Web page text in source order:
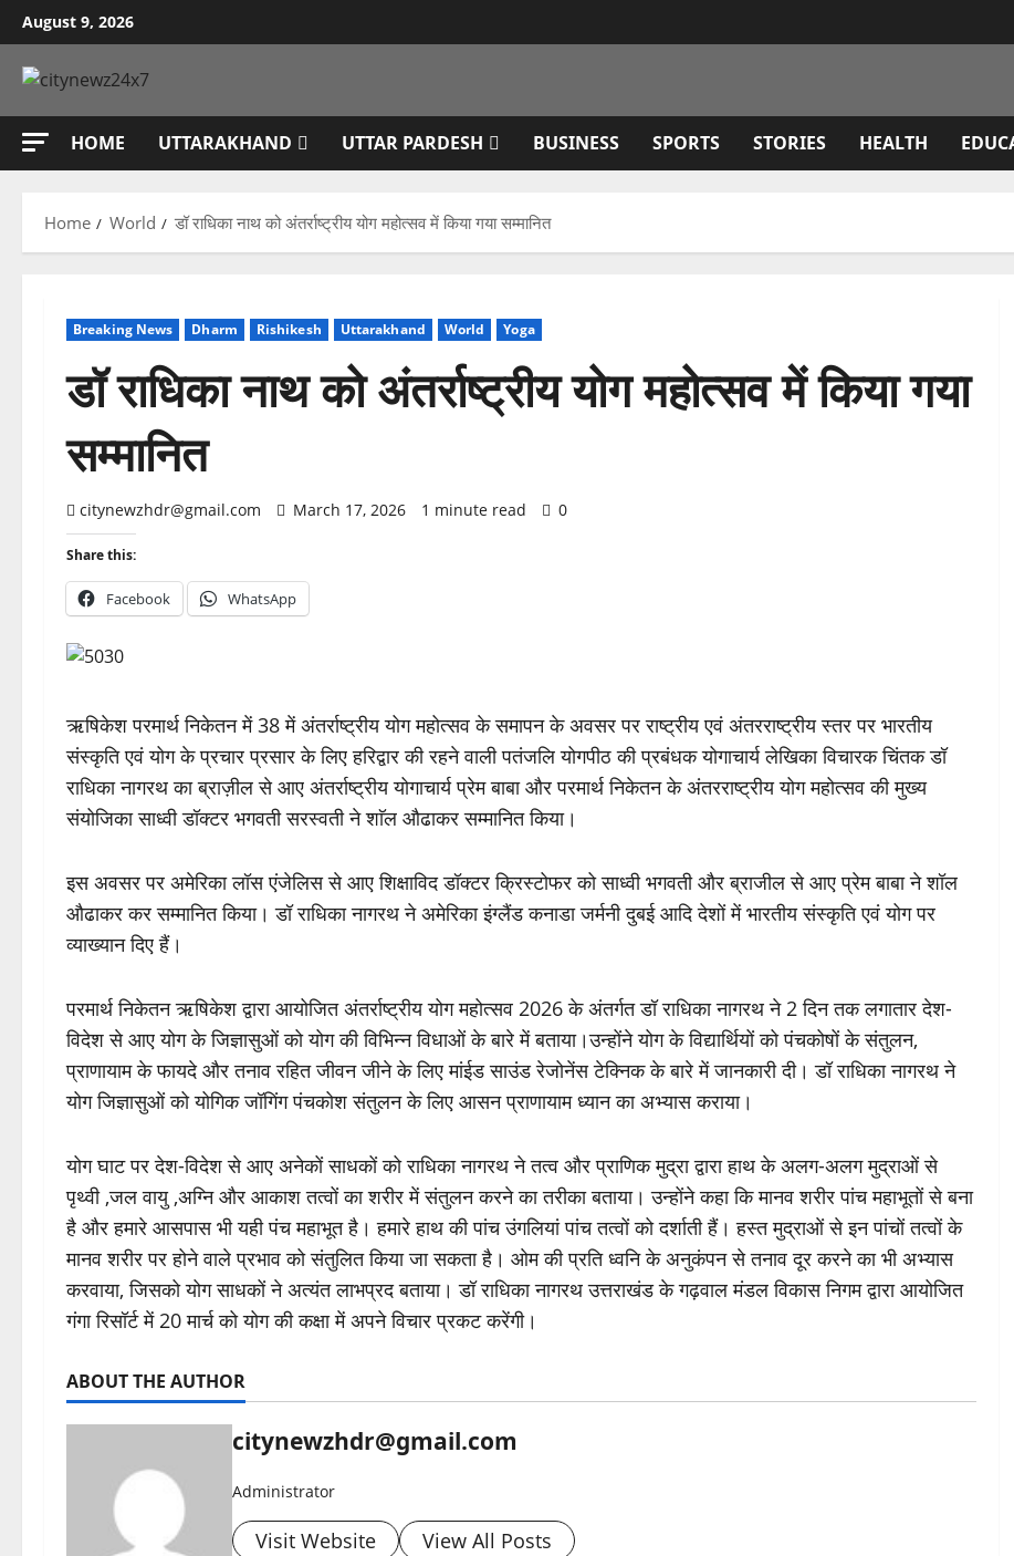
Skip
to
content
August 9, 2026
HOME UTTARAKHAND UTTAR PARDESH BUSINESS SPORTS STORIES HEALTH
Home World डॉ राधिका नाथ को अंतर्राष्ट्रीय योग महोत्सव में किया गया सम्मानित
Breaking News Dharm Rishikesh Uttarakhand World Yoga
डॉ राधिका नाथ को अंतर्राष्ट्रीय योग महोत्सव में किया गया
सम्मानित
citynewzhdr@gmail.com March 17, 2026 1 minute read 0
Share this:
Facebook WhatsApp
ऋषिकेश परमार्थ निकेतन में 38 में अंतर्राष्ट्रीय योग महोत्सव के समापन के अवसर पर राष्ट्रीय एवं अंतरराष्ट्रीय स्तर पर भारतीय
संस्कृति एवं योग के प्रचार प्रसार के लिए हरिद्वार की रहने वाली पतंजलि योगपीठ की प्रबंधक योगाचार्य लेखिका विचारक चिंतक डॉ
राधिका नागरथ का ब्राज़ील से आए अंतर्राष्ट्रीय योगाचार्य प्रेम बाबा और परमार्थ निकेतन के अंतरराष्ट्रीय योग महोत्सव की मुख्य
संयोजिका साध्वी डॉक्टर भगवती सरस्वती ने शाॅल औढाकर सम्मानित किया।
इस अवसर पर अमेरिका लॉस एंजेलिस से आए शिक्षाविद डॉक्टर क्रिस्टोफर को साध्वी भगवती और ब्राजील से आए प्रेम बाबा ने शॉल
औढाकर कर सम्मानित किया। डॉ राधिका नागरथ ने अमेरिका इंग्लैंड कनाडा जर्मनी दुबई आदि देशों में भारतीय संस्कृति एवं योग पर
व्याख्यान दिए हैं।
परमार्थ निकेतन ऋषिकेश द्वारा आयोजित अंतर्राष्ट्रीय योग महोत्सव 2026 के अंतर्गत डॉ राधिका नागरथ ने 2 दिन तक लगातार देश-
विदेश से आए योग के जिज्ञासुओं को योग की विभिन्न विधाओं के बारे में बताया।उन्होंने योग के विद्यार्थियों को पंचकोषों के संतुलन,
प्राणायाम के फायदे और तनाव रहित जीवन जीने के लिए मांईड साउंड रेजोनेंस टेक्निक के बारे में जानकारी दी। डॉ राधिका नागरथ ने
योग जिज्ञासुओं को योगिक जॉगिंग पंचकोश संतुलन के लिए आसन प्राणायाम ध्यान का अभ्यास कराया।
योग घाट पर देश-विदेश से आए अनेकों साधकों को राधिका नागरथ ने तत्व और प्राणिक मुद्रा द्वारा हाथ के अलग-अलग मुद्राओं से
पृथ्वी ,जल वायु ,अग्नि और आकाश तत्वों का शरीर में संतुलन करने का तरीका बताया। उन्होंने कहा कि मानव शरीर पांच महाभूतों से बना
है और हमारे आसपास भी यही पंच महाभूत है। हमारे हाथ की पांच उंगलियां पांच तत्वों को दर्शाती हैं। हस्त मुद्राओं से इन पांचों तत्वों के
मानव शरीर पर होने वाले प्रभाव को संतुलित किया जा सकता है। ओम की प्रति ध्वनि के अनुकंपन से तनाव दूर करने का भी अभ्यास
करवाया, जिसको योग साधकों ने अत्यंत लाभप्रद बताया। डॉ राधिका नागरथ उत्तराखंड के गढ़वाल मंडल विकास निगम द्वारा आयोजित
गंगा रिसॉर्ट में 20 मार्च को योग की कक्षा में अपने विचार प्रकट करेंगी।
ABOUT THE AUTHOR
citynewzhdr@gmail.com
Administrator
Visit Website View All Posts